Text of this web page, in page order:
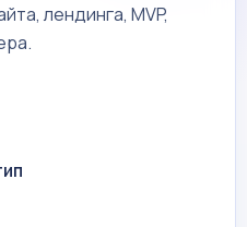
лендинга, MVP,